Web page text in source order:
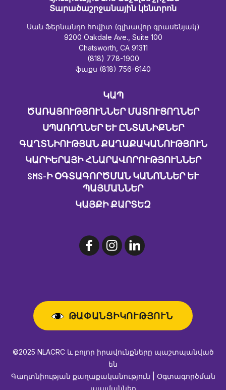
Տարածաշրջանային կենտրոն
Սան Ֆերնանդո հովիտ (գլխավոր գրասենյակ)
9200 Oakdale Ave., Suite 100
Chatsworth, CA 91311
(818) 778-1900
ֆաքս (818) 756-6140
ԿԱՊ
ԾԱՌԱՅՈՒԹՅՈՒՆՆԵՐ ՄԱՏՈՒՑՈՂՆԵՐ
ՍՊԱՌՈՂՆԵՐ ԵՒ ԸՆՏԱՆԻՔՆԵՐ
ԳԱՂՏՆԻՈՒԹՅԱՆ ՔԱՂԱՔԱԿԱՆՈՒԹՅՈՒՆ
ԿԱՐԻԵՐԱՅԻ ՀՆԱՐԱՎՈՐՈՒԹՅՈՒՆՆԵՐ
SMS-Ի ՕԳՏԱԳՈՐԾՄԱՆ ԿԱՆՈՆՆԵՐ ԵՒ Պ
ԱՅՄԱՆՆԵՐ
ԿԱՅՔԻ ՔԱՐՏԵԶ
ԹԱՓԱՆՑԻԿՈՒԹՅՈՒՆ
©2025 NLACRC և բոլոր իրավունքները պաշտպանված
են
Գաղտնիության քաղաքականություն | Օգտագործման
պայմաններ